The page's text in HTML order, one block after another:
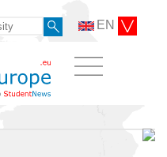
EN